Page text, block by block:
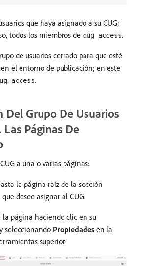
que haya asignado a su CUG;
todos los miembros de cug_access.
de usuarios cerrado para que esté
el entorno de publicación; en este
.
Del Grupo De Usuarios
Las Páginas De
a una o varias páginas:
la página raíz de la sección
desee asignar al CUG.
la página haciendo clic en su
seleccionando Propiedades en la
superior.